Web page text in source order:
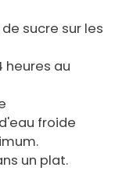
sucre sur les
heures au
froide
un plat.